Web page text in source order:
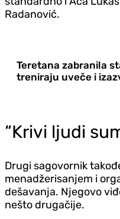
Radanović.
Teretana zabranila
treniraju uveče i
“Krivi ljudi
Drugi sagovornik
menadžerisanjem i
dešavanja. Njegovo
nešto drugačije.